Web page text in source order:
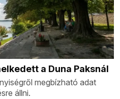
a Duna Paksnál
megbízható adat
állni.